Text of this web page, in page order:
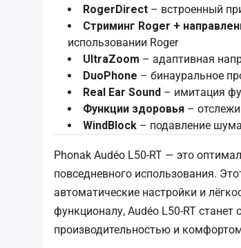
RogerDirect – встроенный
Стриминг Roger +
использовании Roger
UltraZoom – адаптивная
DuoPhone – бинауральное
Real Ear Sound – имитация
Функции здоровья –
WindBlock – подавление
Phonak Audéo L50-RT — это
повседневного использования.
автоматические настройки и
функционалу, Audéo L50-RT
производительностью и